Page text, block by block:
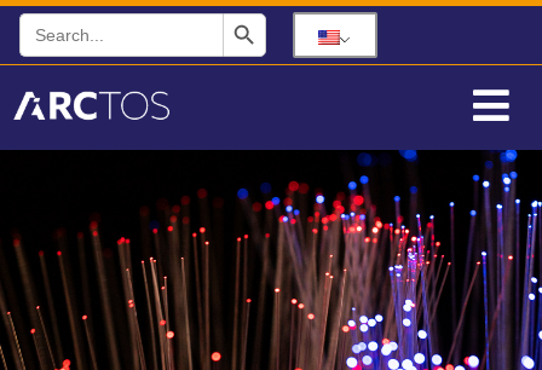
Search
for:
Search Button